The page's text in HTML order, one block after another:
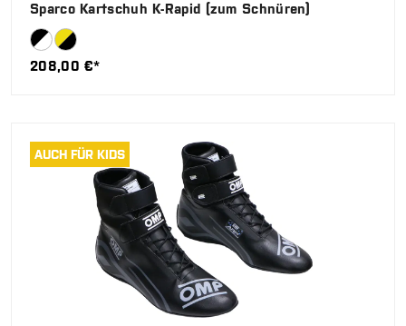
Sparco Kartschuh K-Rapid (zum Schnüren)
208,00 €*
AUCH FÜR KIDS